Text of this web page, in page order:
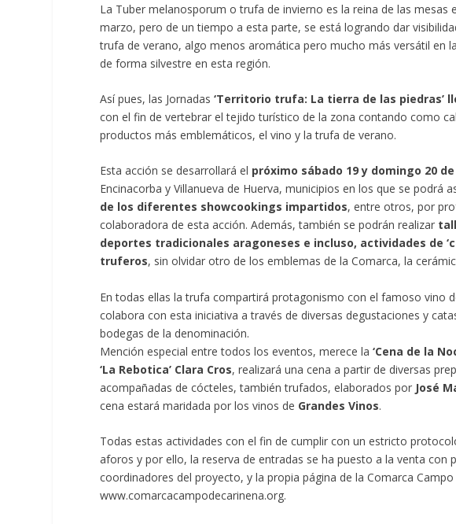
La Tuber melanosporum o trufa de invierno es la reina de las
marzo, pero de un tiempo a esta parte, se está logrando dar
trufa de verano, algo menos aromática pero mucho más versátil en
de forma silvestre en esta región.
Así pues, las Jornadas‘Territorio trufa: La tierra de las piedras’
con el fin de vertebrar el tejido turístico de la zona contando como
productos más emblemáticos, el vino y la trufa de verano.
Esta acción se desarrollará el próximo sábado 19 y domingo 20
Encinacorba y Villanueva de Huerva, municipios en los que se podrá
de los diferentes showcookings impartidos, entre otros, por
colaboradora de esta acción. Además, también se podrán realizar
deportes tradicionales aragoneses e incluso, actividades de
truferos, sin olvidar otro de los emblemas de la Comarca, la
En todas ellas la trufa compartirá protagonismo con el famoso vino
colabora con esta iniciativa a través de diversas degustaciones y
bodegas de la denominación.
Mención especial entre todos los eventos, merece la‘Cena de la
‘La Rebotica’ Clara Cros, realizará una cena a partir de diversas
acompañadas de cócteles, también trufados, elaborados por José
cena estará maridada por los vinos de Grandes Vinos.
Todas estas actividades con el fin de cumplir con un estricto
aforos y por ello, la reserva de entradas se ha puesto a la venta con
coordinadores del proyecto, y la propia página de la Comarca
www.comarcacampodecarinena.org.